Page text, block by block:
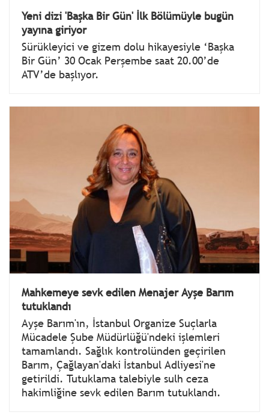
Yeni dizi 'Başka Bir Gün' İlk Bölümüyle bugün
yayına giriyor
Sürükleyici ve gizem dolu hikayesiyle ‘Başka
Bir Gün’ 30 Ocak Perşembe saat 20.00’de
ATV’de başlıyor.
Mahkemeye sevk edilen Menajer Ayşe Barım
tutuklandı
Ayşe Barım'ın, İstanbul Organize Suçlarla
Mücadele Şube Müdürlüğü'ndeki işlemleri
tamamlandı. Sağlık kontrolünden geçirilen
Barım, Çağlayan'daki İstanbul Adliyesi'ne
getirildi. Tutuklama talebiyle sulh ceza
hakimliğine sevk edilen Barım tutuklandı.